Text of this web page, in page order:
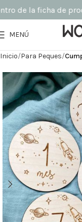
de la ficha de
MENÚ
Inicio Para Peques